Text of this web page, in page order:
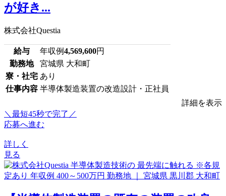
が好き...
株式会社Questia
給与 年収例4,569,600円
勤務地
宮城県 大和町
寮・社宅 あり
仕事内容 半導体製造装置の改造設計・正社員
詳細を表示
＼最短45秒で完了／
応募へ進む
詳しく
見る